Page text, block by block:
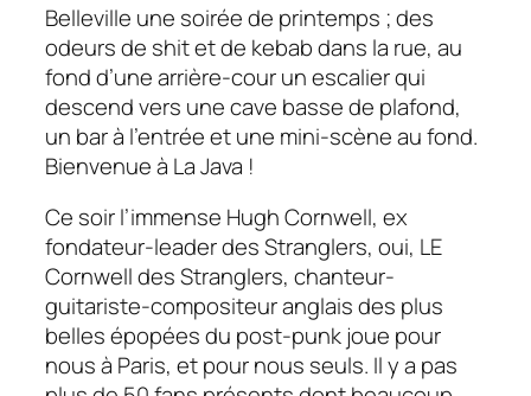
Belleville une soirée de printemps ; des
odeurs de shit et de kebab dans la rue, au
fond d’une arrière-cour un escalier qui
descend vers une cave basse de plafond,
un bar à l’entrée et une mini-scène au fond.
Bienvenue à La Java !
Ce soir l’immense Hugh Cornwell, ex
fondateur-leader desStranglers, oui, LE
Cornwell desStranglers, chanteur-
guitariste-compositeur anglais des plus
belles épopées du post-punk joue pour
nous à Paris, et pour nous seuls. Il y a pas